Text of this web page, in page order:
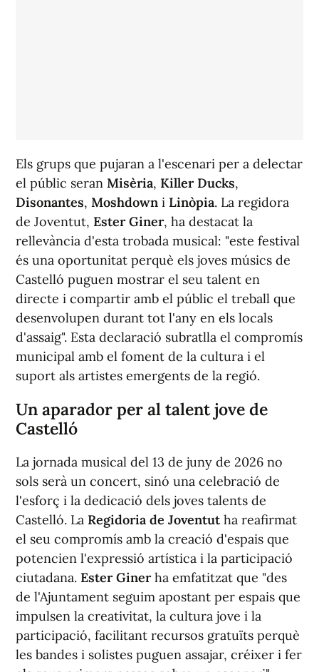
Els grups que pujaran a l'escenari per a delectar
el públic seran Misèria, Killer Ducks,
Disonantes, Moshdown i Linòpia. La regidora
de Joventut, Ester Giner, ha destacat la
rellevància d'esta trobada musical: "este festival
és una oportunitat perquè els joves músics de
Castelló puguen mostrar el seu talent en
directe i compartir amb el públic el treball que
desenvolupen durant tot l'any en els locals
d'assaig". Esta declaració subratlla el compromís
municipal amb el foment de la cultura i el
suport als artistes emergents de la regió.
Un aparador per al talent jove de
Castelló
La jornada musical del 13 de juny de 2026 no
sols serà un concert, sinó una celebració de
l'esforç i la dedicació dels joves talents de
Castelló. La Regidoria de Joventutha reafirmat
el seu compromís amb la creació d'espais que
potencien l'expressió artística i la participació
ciutadana. Ester Ginerha emfatitzat que "des
de l'Ajuntament seguim apostant per espais que
impulsen la creativitat, la cultura jove i la
participació, facilitant recursos gratuïts perquè
les bandes i solistes puguen assajar, créixer i fer